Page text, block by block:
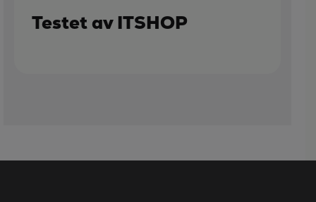
Testet av ITSHOP